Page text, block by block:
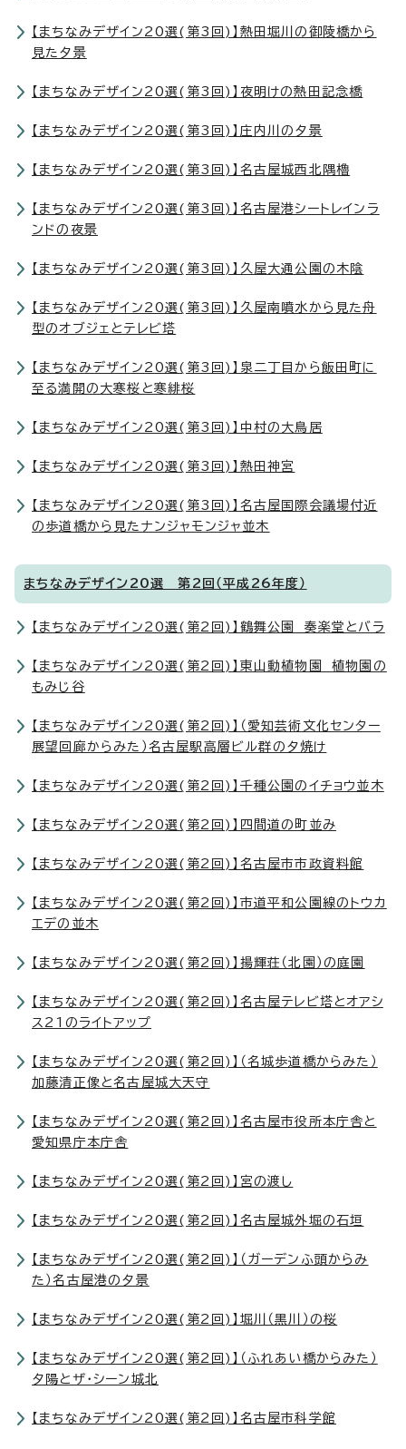
【まちなみデザイン20選(第3回)】熱田堀川の御陵橋から
見た夕景
【まちなみデザイン20選(第3回)】夜明けの熱田記念橋
【まちなみデザイン20選(第3回)】庄内川の夕景
【まちなみデザイン20選(第3回)】名古屋城西北隅櫓
【まちなみデザイン20選(第3回)】名古屋港シートレインラ
ンドの夜景
【まちなみデザイン20選(第3回)】久屋大通公園の木陰
【まちなみデザイン20選(第3回)】久屋南噴水から見た舟
型のオブジェとテレビ塔
【まちなみデザイン20選(第3回)】泉二丁目から飯田町に
至る満開の大寒桜と寒緋桜
【まちなみデザイン20選(第3回)】中村の大鳥居
【まちなみデザイン20選(第3回)】熱田神宮
【まちなみデザイン20選(第3回)】名古屋国際会議場付近
の歩道橋から見たナンジャモンジャ並木
まちなみデザイン20選 第2回（平成26年度）
【まちなみデザイン20選(第2回)】鶴舞公園 奏楽堂とバラ
【まちなみデザイン20選(第2回)】東山動植物園 植物園の
もみじ谷
【まちなみデザイン20選(第2回)】（愛知芸術文化センター
展望回廊からみた）名古屋駅高層ビル群の夕焼け
【まちなみデザイン20選(第2回)】千種公園のイチョウ並木
【まちなみデザイン20選(第2回)】四間道の町並み
【まちなみデザイン20選(第2回)】名古屋市市政資料館
【まちなみデザイン20選(第2回)】市道平和公園線のトウカ
エデの並木
【まちなみデザイン20選(第2回)】揚輝荘（北園）の庭園
【まちなみデザイン20選(第2回)】名古屋テレビ塔とオアシ
ス21のライトアップ
【まちなみデザイン20選(第2回)】（名城歩道橋からみた）
加藤清正像と名古屋城大天守
【まちなみデザイン20選(第2回)】名古屋市役所本庁舎と
愛知県庁本庁舎
【まちなみデザイン20選(第2回)】宮の渡し
【まちなみデザイン20選(第2回)】名古屋城外堀の石垣
【まちなみデザイン20選(第2回)】（ガーデンふ頭からみ
た）名古屋港の夕景
【まちなみデザイン20選(第2回)】堀川（黒川）の桜
【まちなみデザイン20選(第2回)】（ふれあい橋からみた）
夕陽とザ・シーン城北
【まちなみデザイン20選(第2回)】名古屋市科学館